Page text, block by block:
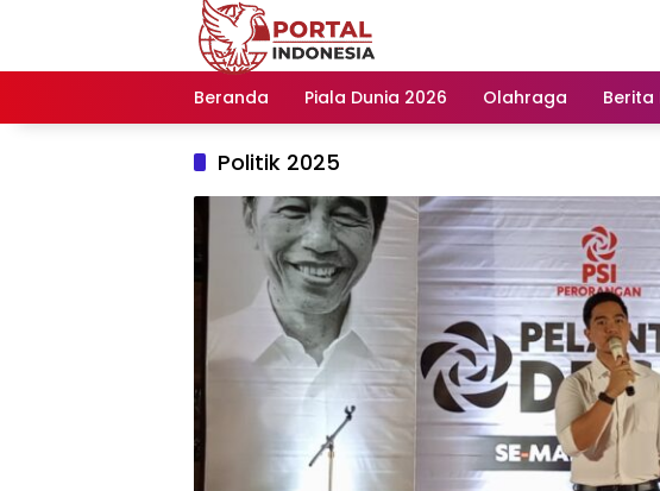
Beranda
Piala Dunia 2026 Olahraga Berita
Politik 2025